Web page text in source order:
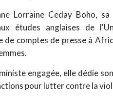
Lorraine Ceday Boho,
études anglaises de
de comptes de presse à
engagée, elle dédie
pour lutter contre la